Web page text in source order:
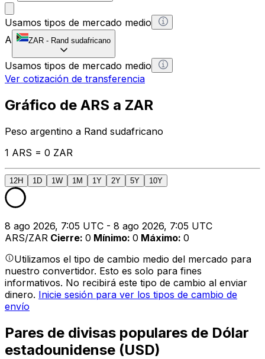
Usamos tipos de mercado medio
A
ZAR - Rand sudafricano
Usamos tipos de mercado medio
Ver cotización de transferencia
Gráfico de ARS a ZAR
Peso argentino a Rand sudafricano
1 ARS = 0 ZAR
12H 1D 1W 1M 1Y 2Y 5Y 10Y
8 ago 2026, 7:05 UTC - 8 ago 2026, 7:05 UTC
ARS/ZAR Cierre: 0 Mínimo: 0 Máximo: 0
Utilizamos el tipo de cambio medio del mercado para
nuestro convertidor. Esto es solo para fines
informativos. No recibirá este tipo de cambio al enviar
dinero. Inicie sesión para ver los tipos de cambio de
envío
Pares de divisas populares de Dólar
estadounidense (USD)